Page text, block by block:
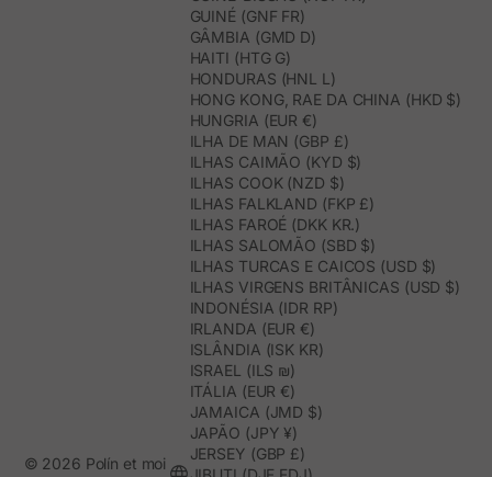
GUINÉ (GNF FR)
GÂMBIA (GMD D)
HAITI (HTG G)
HONDURAS (HNL L)
HONG KONG, RAE DA CHINA (HKD $)
HUNGRIA (EUR €)
ILHA DE MAN (GBP £)
ILHAS CAIMÃO (KYD $)
ILHAS COOK (NZD $)
ILHAS FALKLAND (FKP £)
ILHAS FAROÉ (DKK KR.)
ILHAS SALOMÃO (SBD $)
ILHAS TURCAS E CAICOS (USD $)
ILHAS VIRGENS BRITÂNICAS (USD $)
INDONÉSIA (IDR RP)
IRLANDA (EUR €)
ISLÂNDIA (ISK KR)
ISRAEL (ILS ₪)
ITÁLIA (EUR €)
JAMAICA (JMD $)
JAPÃO (JPY ¥)
JERSEY (GBP £)
© 2026 Polín et moi